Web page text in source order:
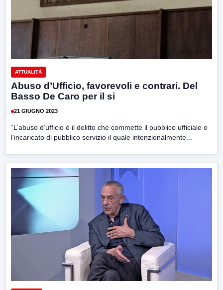
ATTUALITÀ
Abuso d’Ufficio, favorevoli e contrari. Del
Basso De Caro per il si
21 GIUGNO 2023
“L’abuso d’ufficio è il delitto che commette il pubblico ufficiale o
l’incaricato di pubblico servizio il quale intenzionalmente...